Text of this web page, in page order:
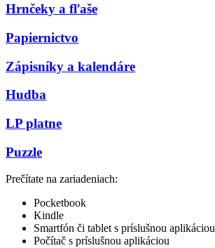
Hrnčeky a fľaše
Papiernictvo
Zápisníky a kalendáre
Hudba
LP platne
Puzzle
Prečítate na zariadeniach:
Pocketbook
Kindle
Smartfón či tablet s príslušnou aplikáciou
Počítač s príslušnou aplikáciou